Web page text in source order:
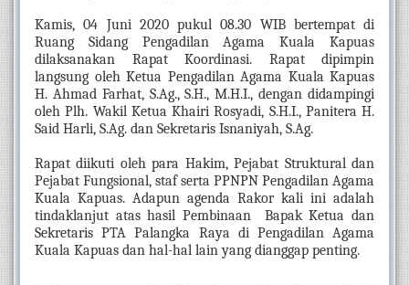
Kamis, 04 Juni 2020 pukul 08.30 WIB bertempat di
Ruang Sidang Pengadilan Agama Kuala Kapuas
dilaksanakan Rapat Koordinasi. Rapat dipimpin
langsung oleh Ketua Pengadilan Agama Kuala Kapuas
H. Ahmad Farhat, S.Ag., S.H., M.H.I., dengan didampingi
oleh Plh. Wakil Ketua Khairi Rosyadi, S.H.I., Panitera H.
Said Harli, S.Ag. dan Sekretaris Isnaniyah, S.Ag.
Rapat diikuti oleh para Hakim, Pejabat Struktural dan
Pejabat Fungsional, staf serta PPNPN Pengadilan Agama
Kuala Kapuas. Adapun agenda Rakor kali ini adalah
tindaklanjut atas hasil Pembinaan  Bapak Ketua dan
Sekretaris PTA Palangka Raya di Pengadilan Agama
Kuala Kapuas dan hal-hal lain yang dianggap penting.